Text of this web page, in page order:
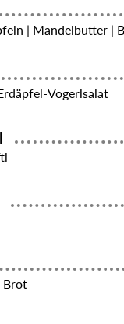
| Mandelbutter |
Vogerlsalat
Brot